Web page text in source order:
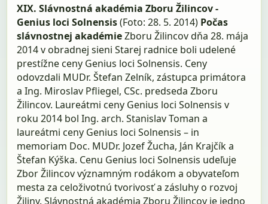
XIX. Slávnostná akadémia Zboru Žilincov -
Genius loci Solnensis(Foto: 28. 5. 2014) Počas
slávnostnej akadémieZboru Žilincov dňa 28. mája
2014 v obradnej sieni Starej radnice boli udelené
prestížne ceny Genius loci Solnensis. Ceny
odovzdali MUDr. Štefan Zelník, zástupca primátora
a Ing. Miroslav Pfliegel, CSc. predseda Zboru
Žilincov. Laureátmi ceny Genius loci Solnensis v
roku 2014 bol Ing. arch. Stanislav Toman a
laureátmi ceny Genius loci Solnensis – in
memoriam Doc. MUDr. Jozef Žucha, Ján Krajčík a
Štefan Kýška. Cenu Genius loci Solnensis udeľuje
Zbor Žilincov významným rodákom a obyvateľom
mesta za celoživotnú tvorivosť a zásluhy o rozvoj
Žiliny. Slávnostná akadémia Zboru Žilincov je jedno